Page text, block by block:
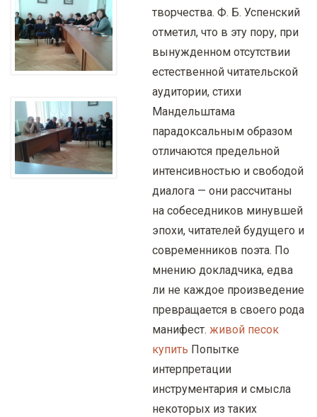
творчества. Ф. Б. Успенский
отметил, что в эту пору, при
вынужденном отсутствии
естественной читательской
аудитории, стихи
Мандельштама
парадоксальным образом
отличаются предельной
интенсивностью и свободой
диалога — они рассчитаны
на собеседников минувшей
эпохи, читателей будущего и
современников поэта. По
мнению докладчика, едва
ли не каждое произведение
превращается в своего рода
манифест. живой песок
купить Попытке
интерпретации
инструментария и смысла
некоторых из таких